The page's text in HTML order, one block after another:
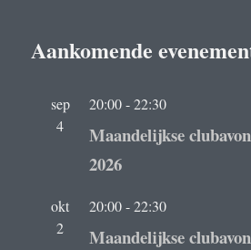
Aankomende
sep
4
20:00-22:30
Maandelijkse
2026
okt
2
20:00-22:30
Maandelijkse